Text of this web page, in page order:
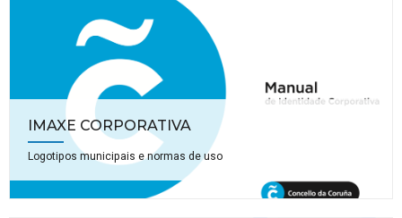
IMAXE CORPORATIVA
Logotipos municipais e normas de uso